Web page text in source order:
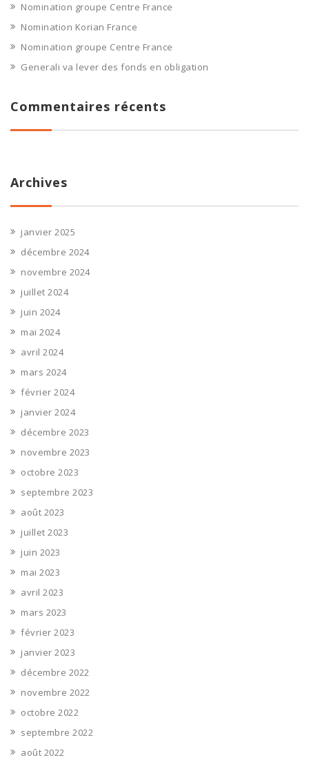
Nomination groupe Centre France
Nomination Korian France
Nomination groupe Centre France
Generali va lever des fonds en obligation
Commentaires récents
Archives
janvier 2025
décembre 2024
novembre 2024
juillet 2024
juin 2024
mai 2024
avril 2024
mars 2024
février 2024
janvier 2024
décembre 2023
novembre 2023
octobre 2023
septembre 2023
août 2023
juillet 2023
juin 2023
mai 2023
avril 2023
mars 2023
février 2023
janvier 2023
décembre 2022
novembre 2022
octobre 2022
septembre 2022
août 2022